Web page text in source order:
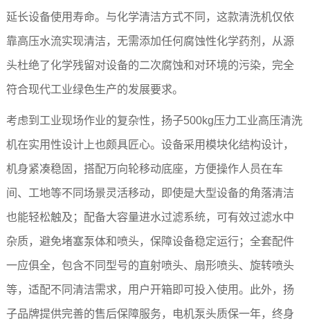
延长设备使用寿命。与化学清洁方式不同，这款清洗机仅依
靠高压水流实现清洁，无需添加任何腐蚀性化学药剂，从源
头杜绝了化学残留对设备的二次腐蚀和对环境的污染，完全
符合现代工业绿色生产的发展要求。
考虑到工业现场作业的复杂性，扬子500kg压力工业高压清洗
机在实用性设计上也颇具匠心。设备采用模块化结构设计，
机身紧凑稳固，搭配万向轮移动底座，方便操作人员在车
间、工地等不同场景灵活移动，即使是大型设备的角落清洁
也能轻松触及；配备大容量进水过滤系统，可有效过滤水中
杂质，避免堵塞泵体和喷头，保障设备稳定运行；全套配件
一应俱全，包含不同型号的直射喷头、扇形喷头、旋转喷头
等，适配不同清洁需求，用户开箱即可投入使用。此外，扬
子品牌提供完善的售后保障服务，电机泵头质保一年，终身